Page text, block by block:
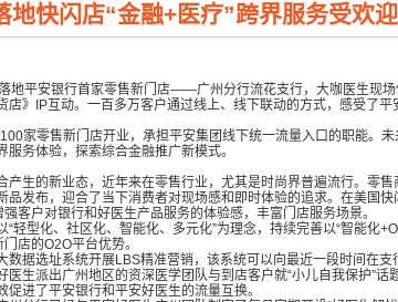
地快闪店“金融+医疗”跨界服务受欢迎
地平安银行首家零售新门店——广州分行流花支行，大咖医生现
店》IP互动。一百多万客户通过线上、线下联动的方式，感受了
家零售新门店开业，承担平安集团线下统一流量入口的职能。
务体验，探索综合金融推广新模式。
的新业态，近年来在零售行业，尤其是时尚界普遍流行。零售
品发布，迎合了当下消费者对现场感和即时体验的追求。在美国
客户对银行和好医生产品服务的体验感，丰富门店服务场景。
型化、社区化、智能化、多元化”为理念，持续完善以“智能化
店的O2O平台优势。
据选址系统开展LBS精准营销，该系统可以向最近一段时间在
生派出广州地区的资深医学团队与到店客户就“小儿自我保护”
进了平安银行和平安好医生的流量互换。